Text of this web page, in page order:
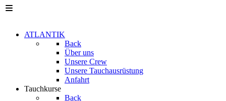
ATLANTIK
Back
Über uns
Unsere Crew
Unsere Tauchausrüstung
Anfahrt
Tauchkurse
Back